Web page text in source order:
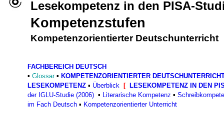
Lesekompetenz in den PISA-
Kompetenzstufen
Kompetenzorientierter Deutschunterricht
FACHBEREICH DEUTSCH
▪ Glossar ▪ KOMPETENZORIENTIERTER
LESEKOMPETENZ ▪ Überblick [
LESEKOMPETENZ IN DEN
der IGLU-Studie (2006) ▪ Literarische Kompetenz ▪
im Fach Deutsch ▪ Kompetenzorientierter Unterricht